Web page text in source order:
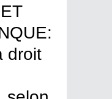
droit